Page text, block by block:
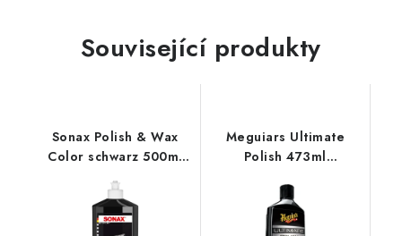
Související produkty
Sonax Polish & Wax
Color schwarz 500ml
leštěnka s voskem
Meguiars Ultimate
Polish 473ml